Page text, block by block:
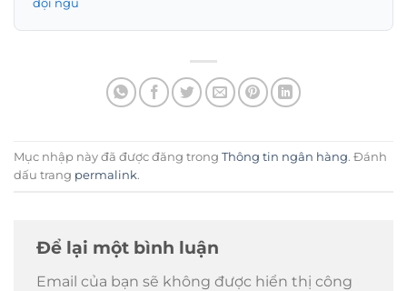
Mục nhập này đã được đăng trong Thông tin ngân hàng. Đánh
dấu trang permalink.
Để lại một bình luận
Email của bạn sẽ không được hiển thị công